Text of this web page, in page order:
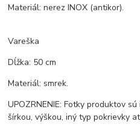
Materiál: nerez INOX (antikor).
Vareška
Dĺžka: 50 cm
Materiál: smrek.
UPOZRNENIE: Fotky produktov
šírkou, výškou, iný typ pokrievky